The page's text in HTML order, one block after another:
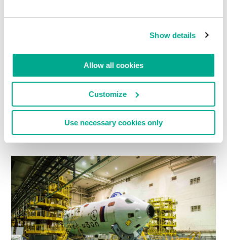
Show details
Allow all cookies
Customize
Use necessary cookies only